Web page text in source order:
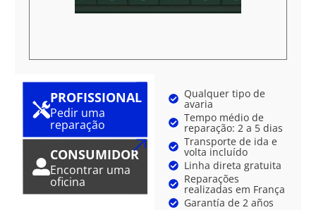
PROFISSIONAL
Pedir uma
reparação
CONSUMIDOR
Encontrar uma
oficina
Qualquer tipo de
avaria
Tempo médio de
reparação: 2 a 5 dias
Transporte de ida e
volta incluído
Linha direta gratuita
Reparações
realizadas em França
Garantía de 2 años